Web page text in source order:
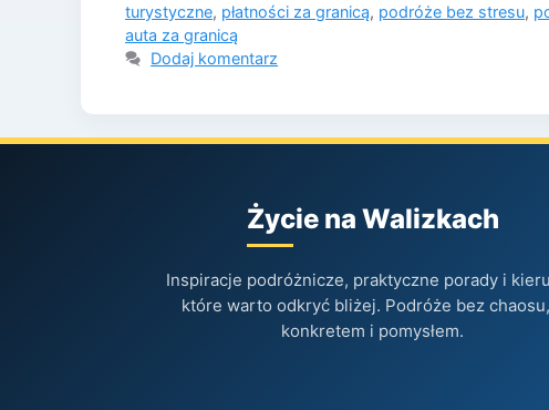
turystyczne, płatności za granicą, podróże bez stresu,
auta za granicą
Dodaj komentarz
Życie na Walizkach
Inspiracje podróżnicze, praktyczne porady i
które warto odkryć bliżej. Podróże bez
konkretem i pomysłem.